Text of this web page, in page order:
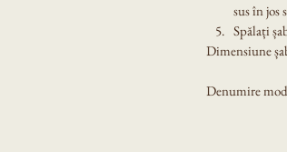
sus în jos
Spălați
Dimensiune
Denumire